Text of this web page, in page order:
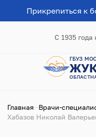
Прикрепиться к
С 1935 года
ГБУЗ
Главная
Врачи-
Хабазов Николай